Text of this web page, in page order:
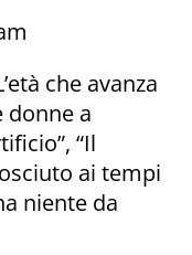
che avanza
donne a
“Il
ai tempi
niente da